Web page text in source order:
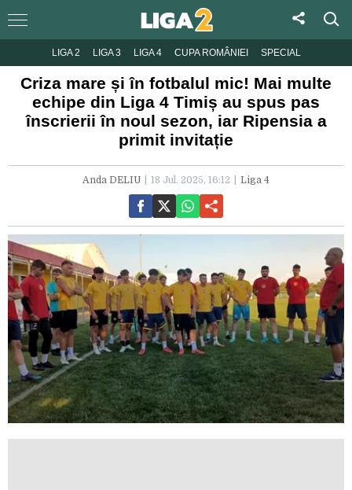
LIGA 2 LIGA 3 LIGA 4 CUPA ROMÂNIEI SPECIAL
Criza mare și în fotbalul mic! Mai multe
echipe din Liga 4 Timiș au spus pas
înscrierii în noul sezon, iar Ripensia a
primit invitație
Anda DELIU 18 Jul. 2025, 16:12 Liga 4